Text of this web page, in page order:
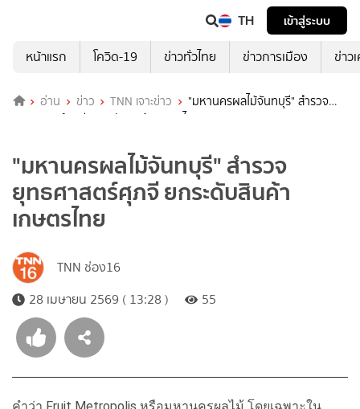
TH
เข้าสู่ระบบ
หน้าแรก
โควิด-19 ข่าวทั่วไทย ข่าวการเมือง ข่าว
อ่าน ข่าว TNN เจาะข่าว
"มหานครผลไม้จันทบุรี" สำรวจ
ยุทธศาสตร์ศุภจี ยกระดับสินค้าเกษตรไทย
"มหานครผลไม้จันทบุรี" สำรวจ
ยุทธศาสตร์ศุภจี ยกระดับสินค้า
เกษตรไทย
TNN ช่อง16
28 เมษายน 2569 ( 13:28 )
55